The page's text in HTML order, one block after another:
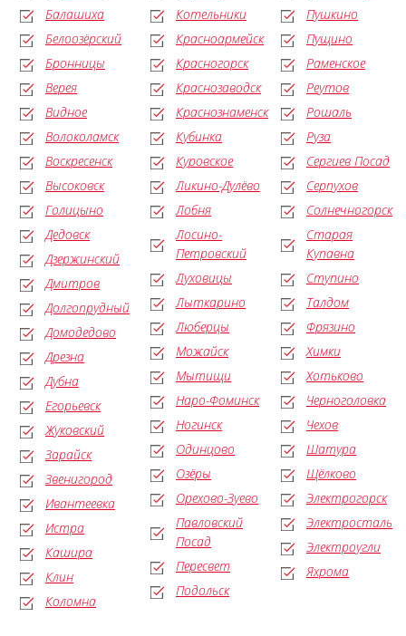
Балашиха
Белоозёрский
Бронницы
Верея
Видное
Волоколамск
Воскресенск
Высоковск
Голицыно
Дедовск
Дзержинский
Дмитров
Долгопрудный
Домодедово
Дрезна
Дубна
Егорьевск
Жуковский
Зарайск
Звенигород
Ивантеевка
Истра
Кашира
Клин
Коломна
Котельники
Красноармейск
Красногорск
Краснозаводск
Краснознаменск
Кубинка
Куровское
Ликино-Дулёво
Лобня
Лосино-
Петровский
Луховицы
Лыткарино
Люберцы
Можайск
Мытищи
Наро-Фоминск
Ногинск
Одинцово
Озёры
Орехово-Зуево
Павловский
Посад
Пересвет
Подольск
Пушкино
Пущино
Раменское
Реутов
Рошаль
Руза
Сергиев Посад
Серпухов
Солнечногорск
Старая
Купавна
Ступино
Талдом
Фрязино
Химки
Хотьково
Черноголовка
Чехов
Шатура
Щёлково
Электрогорск
Электросталь
Электроугли
Яхрома